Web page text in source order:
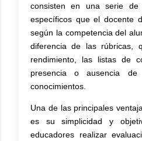
consisten en una serie de
específicos que el docente
según la competencia del
diferencia de las rúbricas,
rendimiento, las listas de
presencia o ausencia de
conocimientos.
Una de las principales
es su simplicidad y
educadores realizar